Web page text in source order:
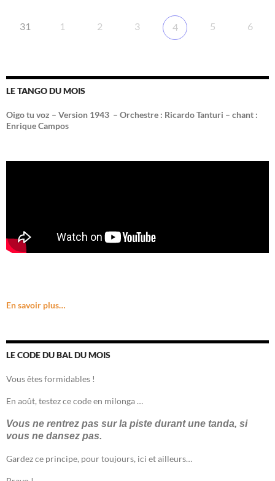
31 1 2 3 4 5 6
LE TANGO DU MOIS
Oigo tu voz – Version 1943 – Orchestre : Ricardo Tanturi – chant :
Enrique Campos
En savoir plus…
LE CODE DU BAL DU MOIS
Vous êtes formidables !
En août, testez ce code en milonga …
Vous ne rentrez pas sur la piste durant une tanda, si
vous ne dansez pas.
Gardez ce principe, pour toujours, ici et ailleurs…